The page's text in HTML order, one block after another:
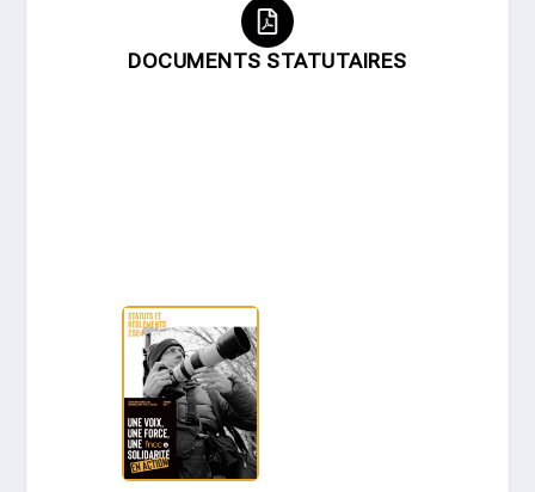
DOCUMENTS STATUTAIRES